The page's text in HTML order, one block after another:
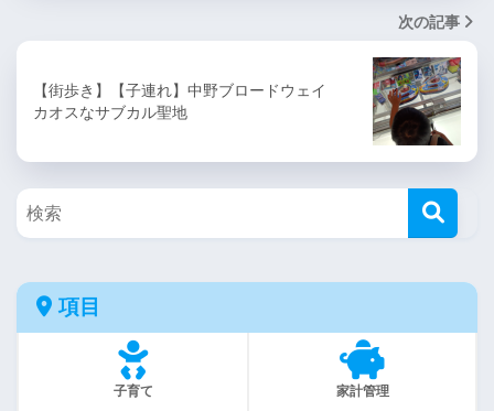
次の記事
【街歩き】【子連れ】中野ブロードウェイ
カオスなサブカル聖地
項目
子育て 家計管理